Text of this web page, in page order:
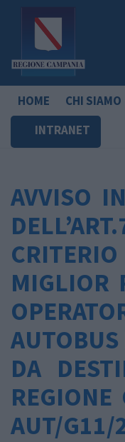
HOME CHI SIAMO
INTRANET
AVVISO
MIGLIOR
DA
AUT/G11/